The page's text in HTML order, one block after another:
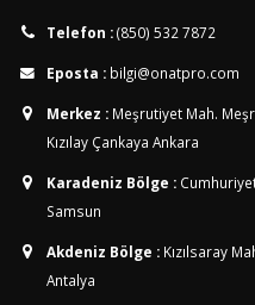
Telefon :(850) 532 7872
Eposta : bilgi@onatpro.com
Merkez : Meşrutiyet Mah.
Kızılay Çankaya Ankara
Karadeniz Bölge :
Samsun
Akdeniz Bölge : Kızılsaray
Antalya